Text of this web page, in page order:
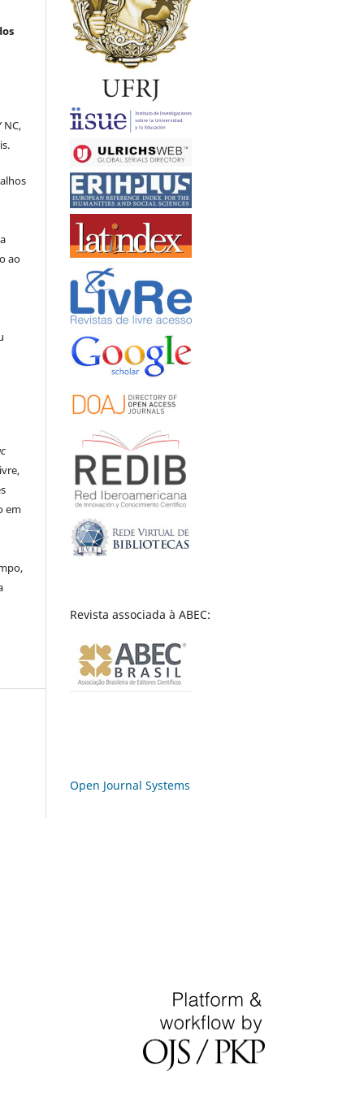
NC,
ao
em
Revista associada à ABEC:
Open Journal Systems